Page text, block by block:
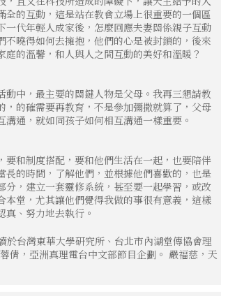
全的互動，這是站在教會立場上很重要的一個區
一代年輕人成家後，怎麼回應夫妻關係親子互動
不曉得如何去擁抱，他們的心是被封鎖的，後來
庭的溫馨，和人與人之間互動的美好和溫暖？
動中，最主要的關鍵人物是父母。我再三懇請教
，的確需要再教育，不是參加彌撒就算了，父母
溝通，就如同孩子如何相互溝通一樣重要。
要和制度搭配，要和他們生活在一起，也要陪伴
長的時間，了解他們，並根據他們喜歡的，也是
分，建立一套靈修系統，甚至要一起學習，或改
本堂，尤其讓他們覺得我做的事很有意義，這樣
真、努力地去執行。
台灣東華大學研究所、台北市內湖堂傳協會理
倩，亞洲真理電台中文部節目企劃。 嚴福慈，天